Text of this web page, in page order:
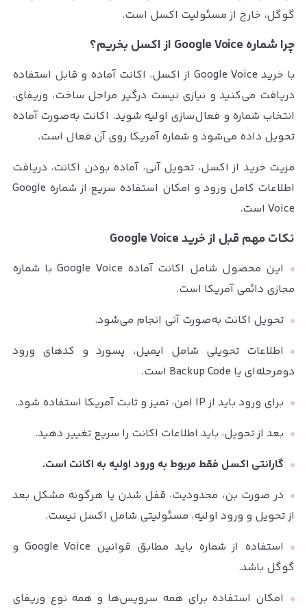
گوگل، خارج از مسئولیت اکسل است.
چرا شماره Google Voice از اکسل بخریم؟
با خرید Google Voice از اکسل، اکانت آماده و قابل استفاده
دریافت می‌کنید و نیازی نیست درگیر مراحل ساخت، وریفای،
انتخاب شماره و فعال‌سازی اولیه شوید. اکانت به‌صورت آماده
تحویل داده می‌شود و شماره آمریکا روی آن فعال است.
مزیت خرید از اکسل، تحویل آنی، آماده بودن اکانت، دریافت
اطلاعات کامل ورود و امکان استفاده سریع از شماره Google
Voice است.
نکات مهم قبل از خرید Google Voice
این محصول شامل اکانت آماده Google Voice با شماره
مجازی دائمی آمریکا است.
تحویل اکانت به‌صورت آنی انجام می‌شود.
اطلاعات تحویلی شامل ایمیل، پسورد و کدهای ورود
دومرحله‌ای یا Backup Code است.
برای ورود باید از IP امن، تمیز و ثابت آمریکا استفاده شود.
بعد از تحویل، باید اطلاعات اکانت را سریع تغییر دهید.
گارانتی اکسل فقط مربوط به ورود اولیه به اکانت است.
در صورت بن، محدودیت، قفل شدن یا هرگونه مشکل بعد
از تحویل و ورود اولیه، مسئولیتی شامل اکسل نیست.
استفاده از شماره باید مطابق قوانین Google Voice و
گوگل باشد.
امکان استفاده برای همه سرویس‌ها و همه نوع وریفای